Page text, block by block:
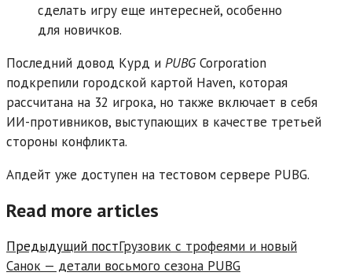
сделать игру еще интересней, особенно
для новичков.
Последний довод Курд и PUBGCorporation
подкрепили городской картой Haven, которая
рассчитана на 32 игрока, но также включает в себя
ИИ-противников, выступающих в качестве третьей
стороны конфликта.
Апдейт уже доступен на тестовом сервере PUBG.
Read more articles
Предыдущий постГрузовик с трофеями и новый
Санок — детали восьмого сезона PUBG